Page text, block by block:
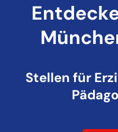
Stellen für